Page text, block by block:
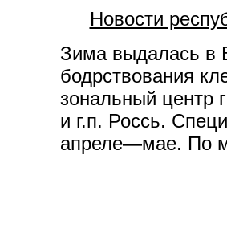
Новости
Зима выдалась в
бодрствования
зональный центр
и г.п. Россь.
апреле—мае. По